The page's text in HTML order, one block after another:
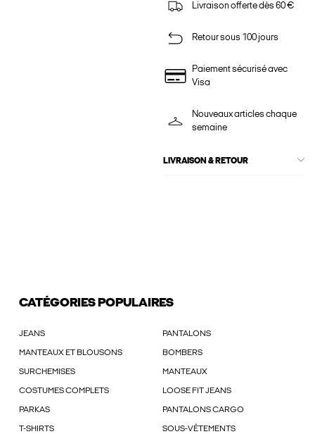
Livraison offerte dès 60 €
Retour sous 100 jours
Paiement sécurisé avec
Visa
Nouveaux articles chaque
semaine
LIVRAISON & RETOUR
CATÉGORIES POPULAIRES
JEANS PANTALONS
MANTEAUX ET BLOUSONS BOMBERS
SURCHEMISES MANTEAUX
COSTUMES COMPLETS LOOSE FIT JEANS
PARKAS PANTALONS CARGO
T-SHIRTS SOUS-VÊTEMENTS